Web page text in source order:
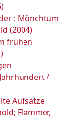
: Mönchtum
(2004)
frühen
/
Aufsätze
Flammer,